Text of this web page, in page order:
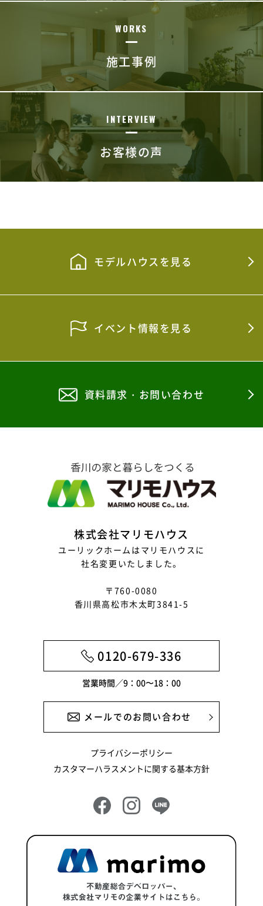
WORKS
施工事例
INTERVIEW
お客様の声
モデルハウスを見る
イベント情報を見る
資料請求・お問い合わせ
株式会社マリモハウス
ユーリックホームはマリモハウスに
社名変更いたしました。
〒760-0080
香川県高松市木太町3841-5
0120-679-336
営業時間／9：00〜18：00
メールでのお問い合わせ
プライバシーポリシー
カスタマーハラスメントに関する基本方針